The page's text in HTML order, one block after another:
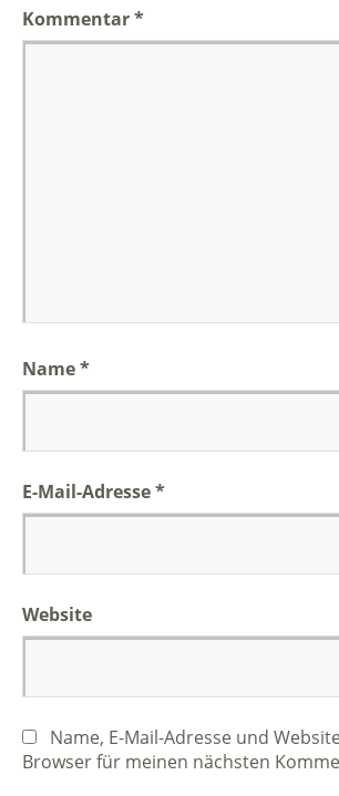
Kommentar*
Name*
E-Mail-Adresse*
Website
Name, E-Mail-Adresse und
Browser für meinen nächsten